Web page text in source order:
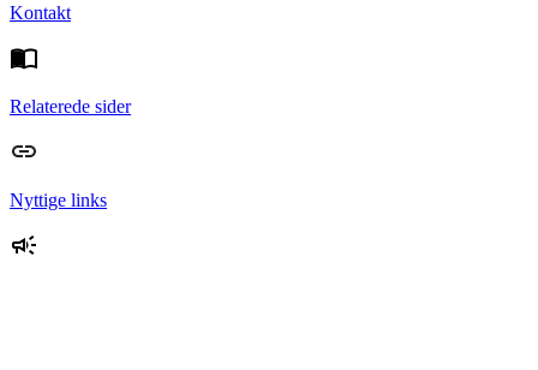
Kontakt
Relaterede sider
Nyttige links